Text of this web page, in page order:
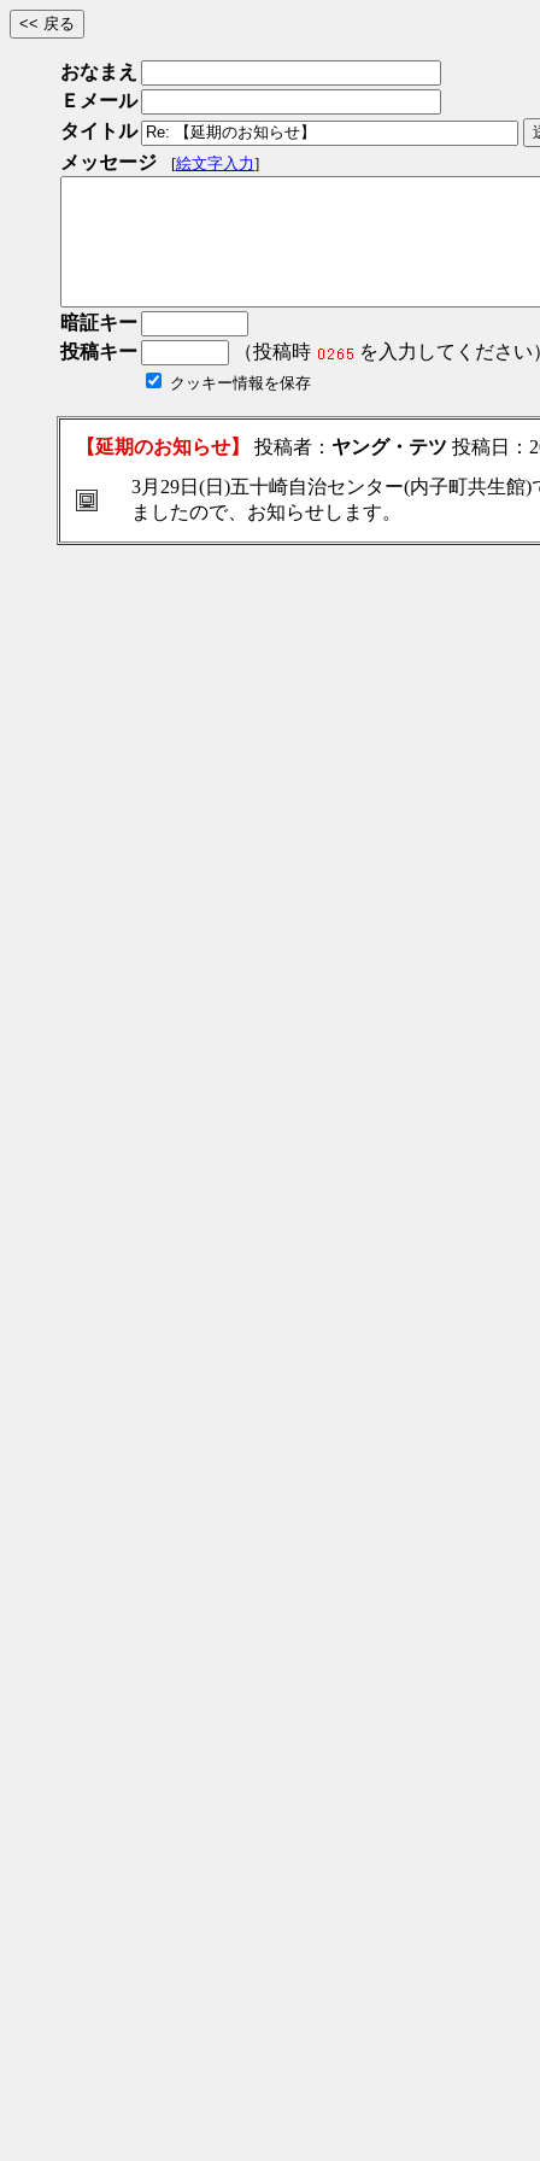
おなまえ
Ｅメール
タイトル
メッセージ
[絵文字入力]
暗証キー
投稿キー
（投稿時 を入力してください
クッキー情報を保存
【延期のお知らせ】 投稿者： ヤング・テツ 投稿日：
3月29日(日)五十崎自治センター(内子町共生館
ましたので、お知らせします。